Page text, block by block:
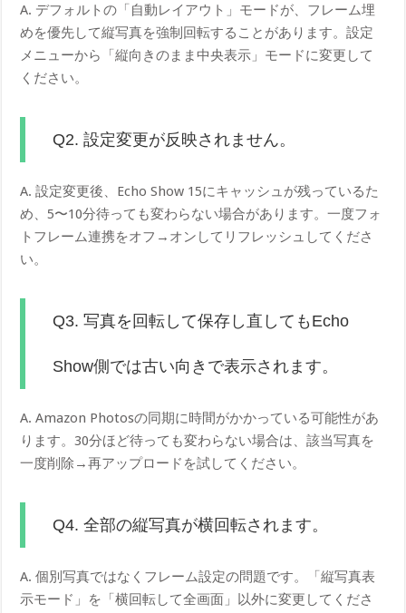
A. デフォルトの「自動レイアウト」モードが、フレーム埋
めを優先して縦写真を強制回転することがあります。設定
メニューから「縦向きのまま中央表示」モードに変更して
ください。
Q2. 設定変更が反映されません。
A. 設定変更後、Echo Show 15にキャッシュが残っているた
め、5〜10分待っても変わらない場合があります。一度フォ
トフレーム連携をオフ→オンしてリフレッシュしてくださ
い。
Q3. 写真を回転して保存し直してもEcho
Show側では古い向きで表示されます。
A. Amazon Photosの同期に時間がかかっている可能性があ
ります。30分ほど待っても変わらない場合は、該当写真を
一度削除→再アップロードを試してください。
Q4. 全部の縦写真が横回転されます。
A. 個別写真ではなくフレーム設定の問題です。「縦写真表
示モード」を「横回転して全画面」以外に変更してくださ